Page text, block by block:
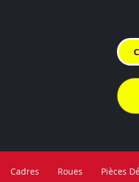
Cadres Roues Pièces